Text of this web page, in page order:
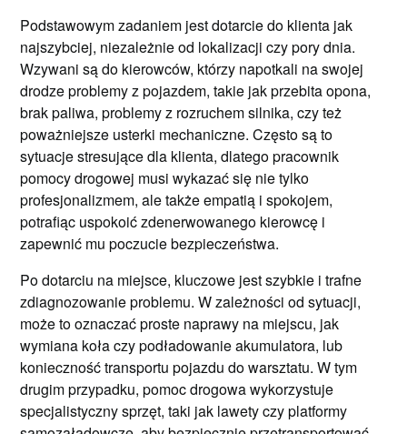
Podstawowym zadaniem jest dotarcie do klienta jak
najszybciej, niezależnie od lokalizacji czy pory dnia.
Wzywani są do kierowców, którzy napotkali na swojej
drodze problemy z pojazdem, takie jak przebita opona,
brak paliwa, problemy z rozruchem silnika, czy też
poważniejsze usterki mechaniczne. Często są to
sytuacje stresujące dla klienta, dlatego pracownik
pomocy drogowej musi wykazać się nie tylko
profesjonalizmem, ale także empatią i spokojem,
potrafiąc uspokoić zdenerwowanego kierowcę i
zapewnić mu poczucie bezpieczeństwa.
Po dotarciu na miejsce, kluczowe jest szybkie i trafne
zdiagnozowanie problemu. W zależności od sytuacji,
może to oznaczać proste naprawy na miejscu, jak
wymiana koła czy podładowanie akumulatora, lub
konieczność transportu pojazdu do warsztatu. W tym
drugim przypadku, pomoc drogowa wykorzystuje
specjalistyczny sprzęt, taki jak lawety czy platformy